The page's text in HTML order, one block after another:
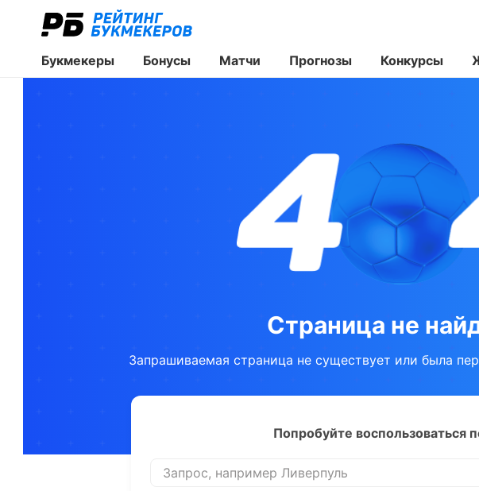
Букмекеры Бонусы Матчи Прогнозы Конкурсы
Страница не
Запрашиваемая страница не существует или была
Попробуйте воспользоваться